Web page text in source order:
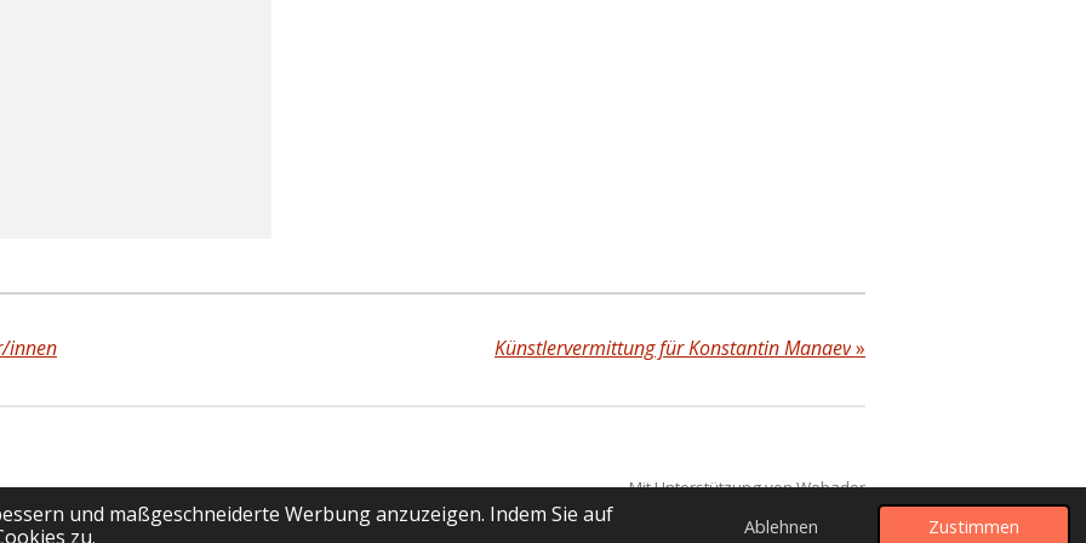
und maßgeschneiderte Werbung anzuzeigen. Indem Sie auf
zu.
Ablehnen Zustimmen
innen Künstlervermittung für Konstantin Manaev»
Mit Unterstützung vonWebador